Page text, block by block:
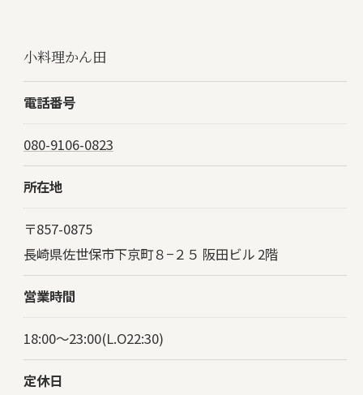
小料理かん田
電話番号
080-9106-0823
所在地
〒857-0875
長崎県佐世保市下京町８−２５ 阪田ビル 2階
営業時間
18:00～23:00(L.O22:30)
定休日